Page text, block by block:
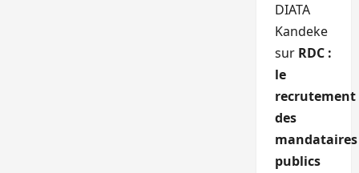
DIATA
Kandeke
sur RDC :
le
recrutement
des
mandataires
publics